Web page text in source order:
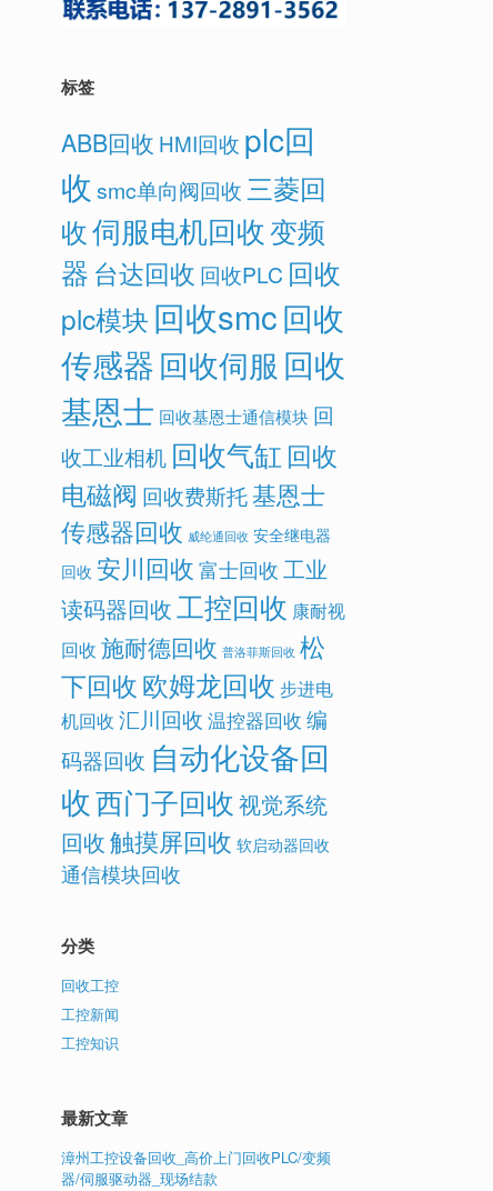
标签
ABB回收 HMI回收 plc回
收 smc单向阀回收三菱回
收伺服电机回收变频
器 台达回收 回收PLC 回收
plc模块 回收smc回收
传感器回收伺服 回收
基恩士 回收基恩士通信模块 回
收工业相机 回收气缸 回收
电磁阀 回收费斯托基恩士
传感器回收 威纶通回收 安全继电器
回收 安川回收 富士回收 工业
读码器回收工控回收 康耐视
回收 施耐德回收 普洛菲斯回收 松
下回收欧姆龙回收 步进电
机回收 汇川回收 温控器回收 编
码器回收 自动化设备回
收西门子回收视觉系统
回收触摸屏回收 软启动器回收
通信模块回收
分类
回收工控
工控新闻
工控知识
最新文章
漳州工控设备回收_高价上门回收PLC/变频
器/伺服驱动器_现场结款